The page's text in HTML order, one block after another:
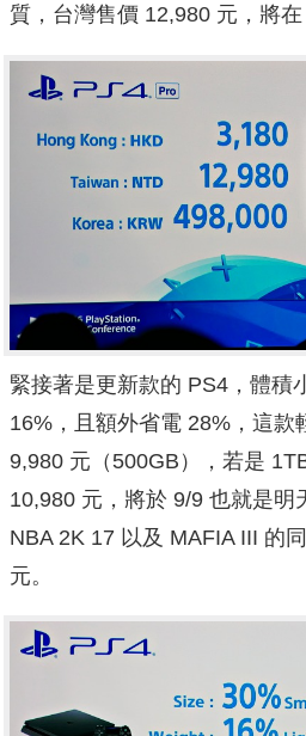
質，台灣售價 12,980 元，將在
緊接著是更新款的 PS4，體積
16%，且額外省電 28%，這款
9,980 元（500GB），若是
10,980 元，將於 9/9 也就是明
NBA 2K 17 以及 MAFIA III 的
元。